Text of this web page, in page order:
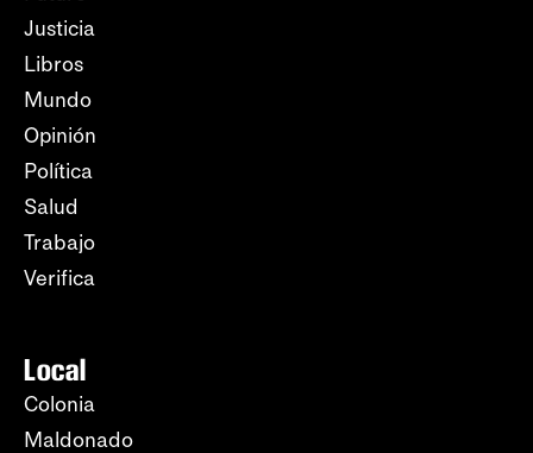
Justicia
Libros
Mundo
Opinión
Política
Salud
Trabajo
Verifica
Local
Colonia
Maldonado